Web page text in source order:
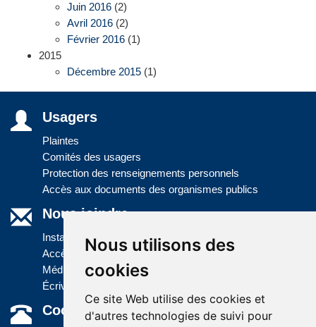
Nous utilisons des
cookies
Ce site Web utilise des cookies et
d'autres technologies de suivi pour
Juin 2016 (2)
Avril 2016 (2)
Février 2016 (1)
2015
Décembre 2015 (1)
Usagers
Plaintes
Comités des usagers
Protection des renseignements personnels
Accès aux documents des organismes publics
Nous joindre
Installations
Accès à l'information
Médias
Écrivez-nous
Coordonnées